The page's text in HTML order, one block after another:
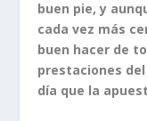
buen pie, y
cada vez más
buen hacer de
prestaciones
día que la